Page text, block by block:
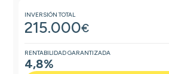
INVERSIÓN TOTAL
215.000€
RENTABILIDAD GARANTIZADA
4,8%